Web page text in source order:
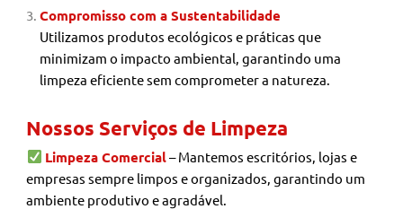
Compromisso com a Sustentabilidade
Utilizamos produtos ecológicos e práticas que
minimizam o impacto ambiental, garantindo uma
limpeza eficiente sem comprometer a natureza.
Nossos Serviços de Limpeza
Limpeza Comercial– Mantemos escritórios, lojas e
empresas sempre limpos e organizados, garantindo um
ambiente produtivo e agradável.